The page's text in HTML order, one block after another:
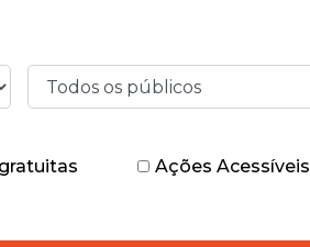
Ações Acessíveis